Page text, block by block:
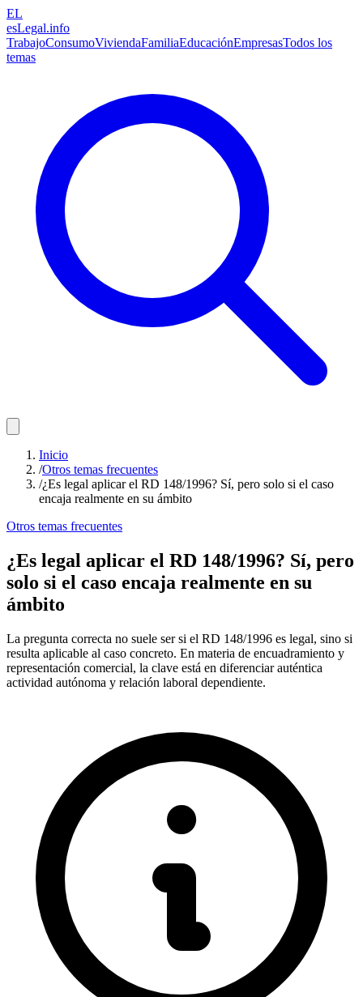
EL
esLegal.info
TrabajoConsumoViviendaFamiliaEducaciónEmpresasTodos los
temas
Inicio
/Otros temas frecuentes
/¿Es legal aplicar el RD 148/1996? Sí, pero solo si el caso
encaja realmente en su ámbito
Otros temas frecuentes
¿Es legal aplicar el RD 148/1996? Sí, pero
solo si el caso encaja realmente en su
ámbito
La pregunta correcta no suele ser si el RD 148/1996 es legal, sino si
resulta aplicable al caso concreto. En materia de encuadramiento y
representación comercial, la clave está en diferenciar auténtica
actividad autónoma y relación laboral dependiente.